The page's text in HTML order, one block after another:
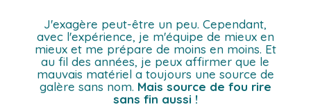
J'exagère peut-être un peu. Cependant,
avec l'expérience, je m'équipe de mieux en
mieux et me prépare de moins en moins. Et
au fil des années, je peux affirmer que le
mauvais matériel a toujours une source de
galère sans nom. Mais source de fou rire
sans fin aussi !